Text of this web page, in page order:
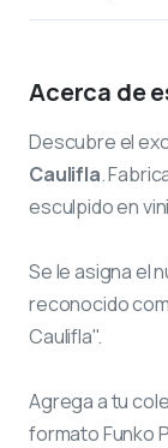
Acerca de
Descubre el
Caulifla.
esculpido en
Se le asigna el
reconocido
Caulifla".
Agrega a tu
formato Funko